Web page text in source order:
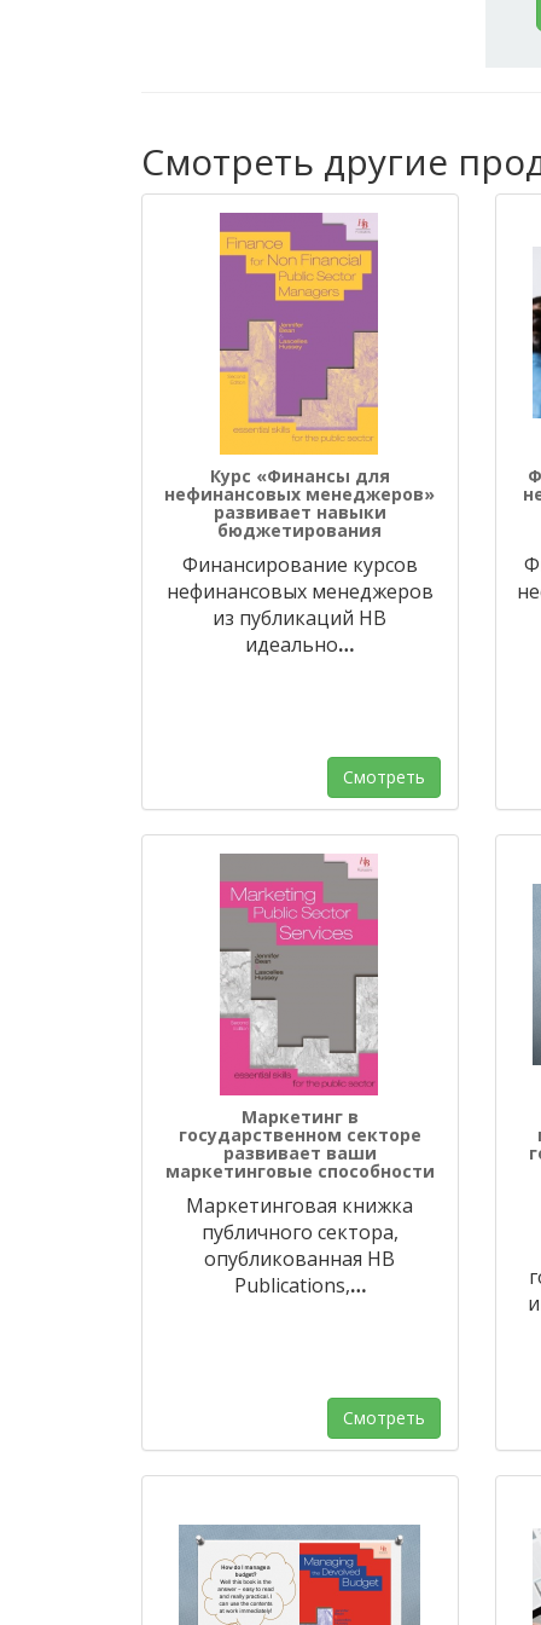
Смотреть другие
Курс «Финансы для
нефинансовых менеджеров»
развивает навыки
бюджетирования
Финансирование курсов
нефинансовых менеджеров
из публикаций HB
идеально…
Смотреть
Маркетинг в
государственном секторе
развивает ваши
маркетинговые способности
Маркетинговая книжка
публичного сектора,
опубликованная HB
Publications,…
Смотреть